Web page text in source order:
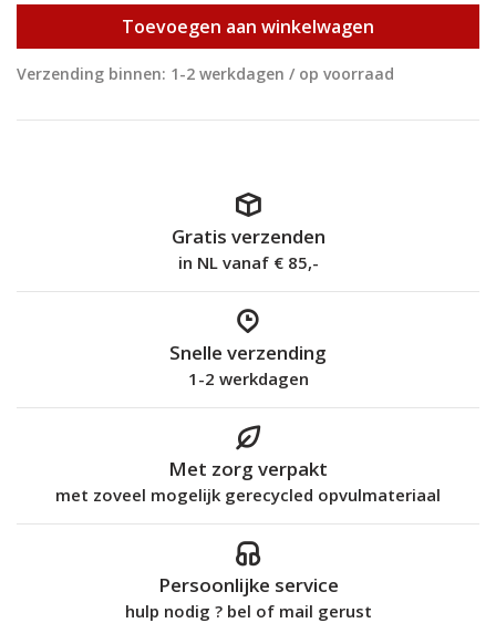
Toevoegen aan winkelwagen
Verzending binnen: 1-2 werkdagen / op voorraad
Gratis verzenden
in NL vanaf € 85,-
Snelle verzending
1-2 werkdagen
Met zorg verpakt
met zoveel mogelijk gerecycled opvulmateriaal
Persoonlijke service
hulp nodig ? bel of mail gerust